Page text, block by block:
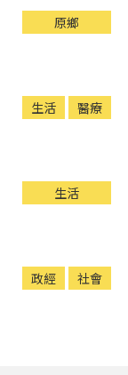
原鄉
生活 醫療
生活
政經 社會